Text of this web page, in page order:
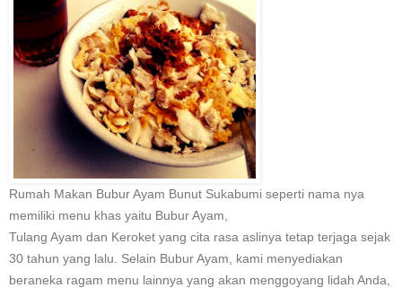
Rumah Makan Bubur Ayam Bunut Sukabumi seperti nama nya
memiliki menu khas yaitu Bubur Ayam,
Tulang Ayam dan Keroket yang cita rasa aslinya tetap terjaga sejak
30 tahun yang lalu. Selain Bubur Ayam, kami menyediakan
beraneka ragam menu lainnya yang akan menggoyang lidah Anda,